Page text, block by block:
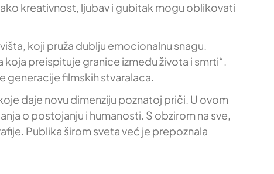
kreativnost, ljubav i gubitak mogu oblikovati
koji pruža dublju emocionalnu snagu.
preispituje granice između života i smrti“.
generacije filmskih stvaralaca.
daje novu dimenziju poznatoj priči. U ovom
o postojanju i humanosti. S obzirom na sve,
Publika širom sveta već je prepoznala